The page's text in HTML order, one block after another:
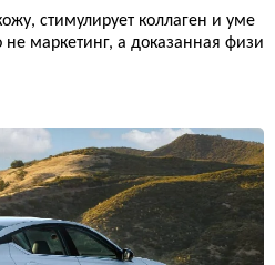
стимулирует коллаген и уме
маркетинг, а доказанная физи